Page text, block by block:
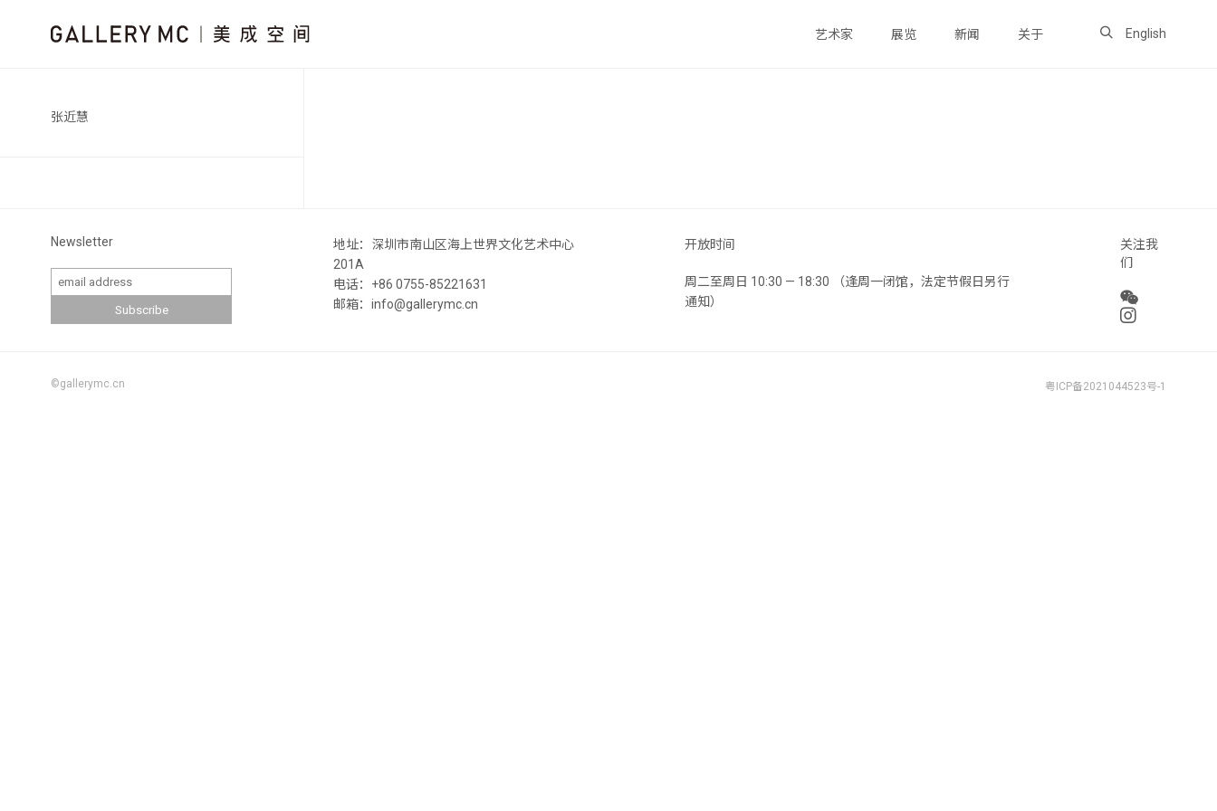
艺术家 展览 新闻 关于 English
张近慧
Newsletter
地址：深圳市南山区海上世界文化艺术中心
201A
电话：+86 0755-85221631
邮箱：info@gallerymc.cn
开放时间
周二至周日 10:30 — 18:30 （逢周一闭馆，法定节假日另行
通知）
关注我
们
©gallerymc.cn 粤ICP备2021044523号-1